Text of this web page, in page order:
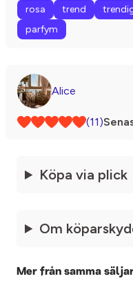
rosa trend
parfym
Alice
(11)
Köpa via plick
Om
Mer från samma